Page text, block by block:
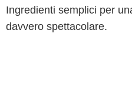
Ingredienti semplici per
davvero spettacolare.